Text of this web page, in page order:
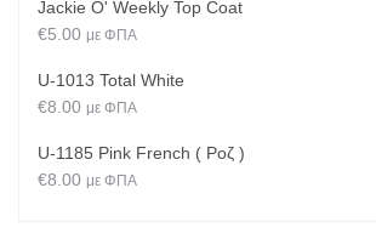
Jackie O' Weekly Top Coat
€5.00 με ΦΠΑ
U-1013 Total White
€8.00 με ΦΠΑ
U-1185 Pink French ( Ροζ )
€8.00 με ΦΠΑ